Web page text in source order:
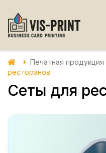
Печатная продукция
ресторанов
Сеты для